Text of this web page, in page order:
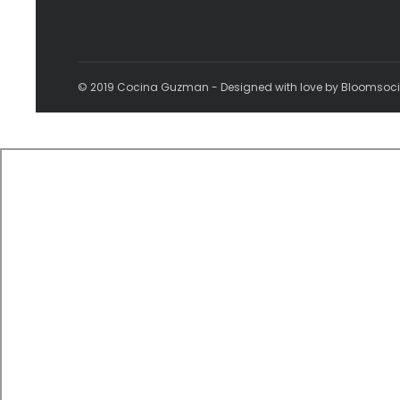
© 2019 Cocina Guzman - Designed with love by